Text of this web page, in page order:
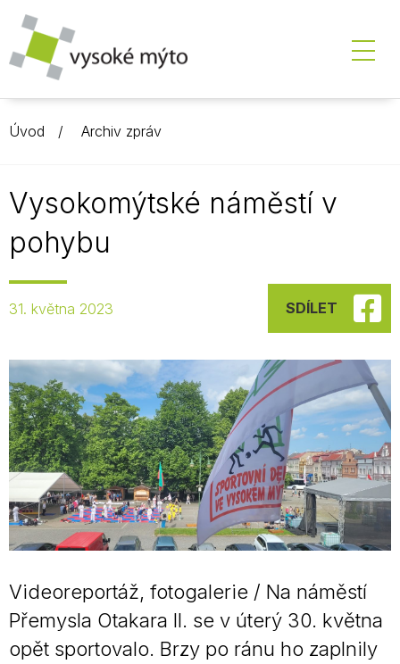
Úvod Archiv zpráv
Vysokomýtské náměstí v
pohybu
31. května 2023 SDÍLET
Videoreportáž, fotogalerie / Na náměstí
Přemysla Otakara II. se v úterý 30. května
opět sportovalo. Brzy po ránu ho zaplnily